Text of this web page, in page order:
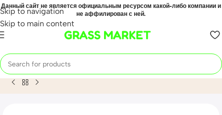
Skip to navigation
Skip to main content
Данный сайт не является официальным ресурсом какой-либо компании и
не аффилирован с ней.
GRASS MARKET
Home Mahsulot CRISPI чистящее экосредство для